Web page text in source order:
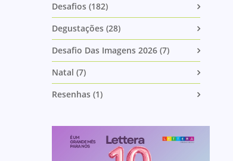
Desafios (182)
Degustações (28)
Desafio Das Imagens 2026 (7)
Natal (7)
Resenhas (1)